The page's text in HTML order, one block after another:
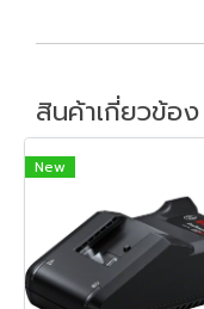
สินค้าเกี่ยวข้อง
New